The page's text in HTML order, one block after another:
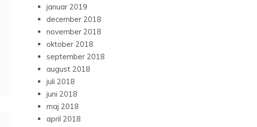
januar 2019
december 2018
november 2018
oktober 2018
september 2018
august 2018
juli 2018
juni 2018
maj 2018
april 2018